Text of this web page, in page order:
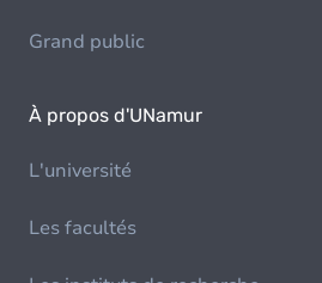
Grand public
À propos d'UNamur
L'université
Les facultés